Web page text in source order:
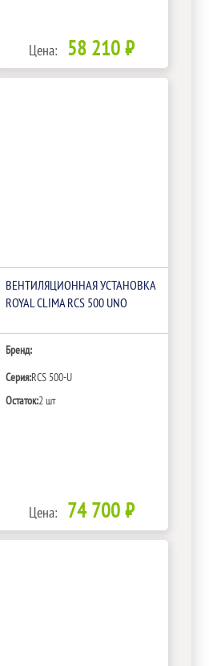
Цена: 58 210 ₽
ВЕНТИЛЯЦИОННАЯ УСТАНОВКА
ROYAL CLIMA RCS 500 UNO
Бренд:
Серия:RCS 500-U
Остаток:2 шт
Цена: 74 700 ₽